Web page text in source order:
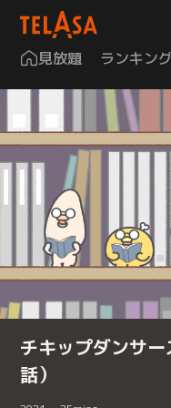
見放題 ランキン
チキップダンサ
話）